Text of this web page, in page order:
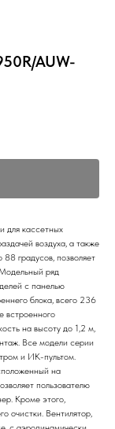
AUW-
для кассетных
воздуха, а также
градусов, позволяет
ряд
с панелью
блока, всего 236
встроенного
на высоту до 1,2 м,
Все модели серии
и ИК-пультом.
на
пользователю
Кроме этого,
очистки. Вентилятор,